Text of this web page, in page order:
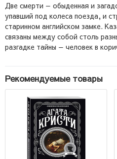
Две смерти — обыденная и
упавший под колеса поезда, и
старинном английском замке.
связаны между собой столь
разгадке тайны — человек в
Рекомендуемые товары